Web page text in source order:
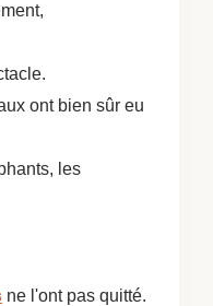
ont bien sûr eu
les
ne l'ont pas quitté.